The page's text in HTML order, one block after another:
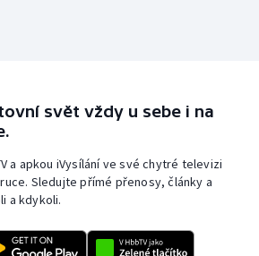
svět vždy u sebe i na
a apkou iVysílání ve své chytré televizi
Sledujte přímé přenosy, články a
a kdykoli.